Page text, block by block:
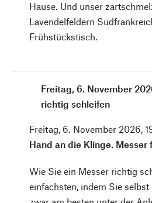
Hause. Und unser
Lavendelfeldern
Frühstückstisch.
Freitag, 6. November
richtig schleifen
Freitag, 6. November 2026,
Hand an die Klinge.
Wie Sie ein Messer richtig
einfachsten, indem Sie selbst